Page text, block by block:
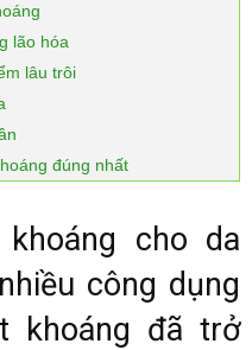
lão hóa
lâu trôi
đúng nhất
cho da
công dụng
khoáng đã trở